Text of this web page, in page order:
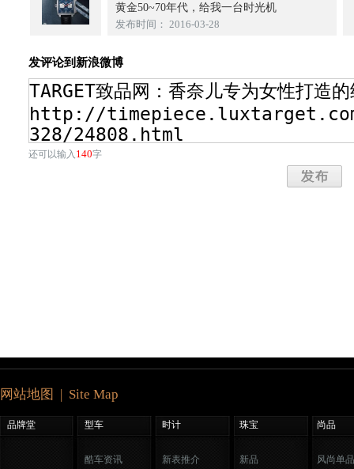
黄金50~70年代，给我一台时光机
发布时间： 2016-03-28
发评论到新浪微博
还可以输入 140字
网站地图 | Site Map
品牌堂 型车 时计 珠宝 尚品
酷车资讯 新表推介 新品 风尚单品